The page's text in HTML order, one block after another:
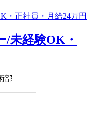
/未経験OK・
部